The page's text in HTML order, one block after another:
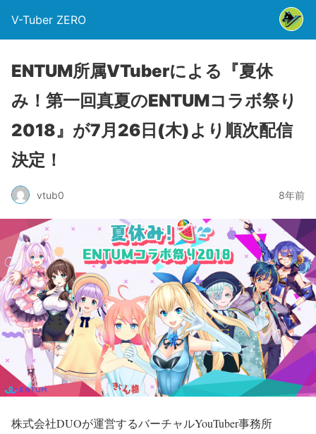
V-Tuber ZERO
ENTUM所属VTuberによる『夏休
み！第一回真夏のENTUMコラボ祭り
2018』が7月26日(木)より順次配信
決定！
vtub0 8年前
株式会社DUOが運営するバーチャルYouTuber事務所